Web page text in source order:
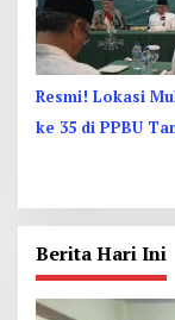
Resmi! Lokasi
ke 35 di PPBU
Berita Hari Ini